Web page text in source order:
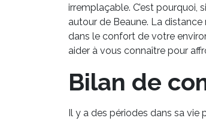
irremplaçable. C’est pourquoi,
autour de Beaune. La distance
dans le confort de votre
aider à vous connaître pour
Bilan de
Il y a des périodes dans sa vie